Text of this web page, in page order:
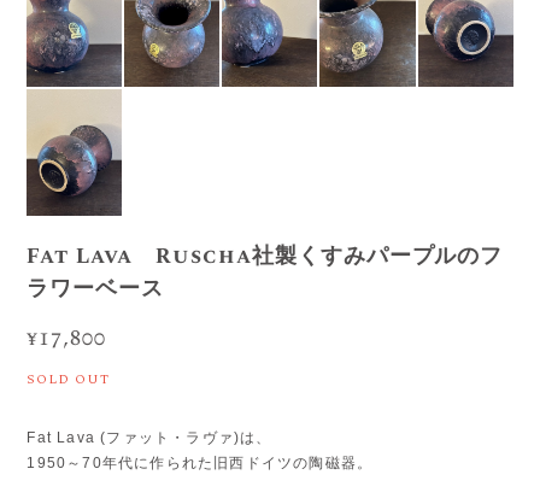
Fat Lava Ruscha社製くすみパープルのフ
ラワーベース
¥17,800
SOLD OUT
Fat Lava (ファット・ラヴァ)は、
1950～70年代に作られた旧西ドイツの陶磁器。